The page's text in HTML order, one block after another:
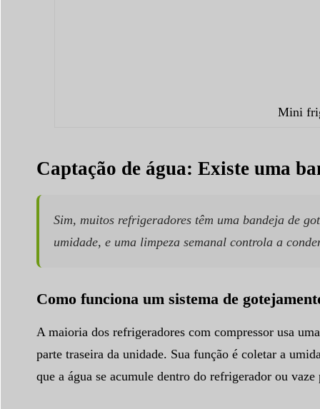
Mini
Captação de água: Existe uma
Sim, muitos refrigeradores têm uma bandeja de
umidade, e uma limpeza semanal controla a
Como funciona um sistema de
A maioria dos refrigeradores com compressor usa
parte traseira da unidade. Sua função é coletar a
que a água se acumule dentro do refrigerador ou vaze